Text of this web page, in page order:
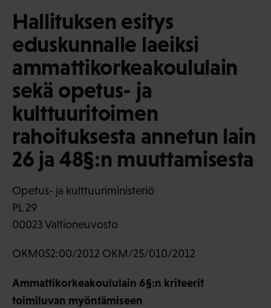
Hallituksen esitys
eduskunnalle laeiksi
ammattikorkeakoululain
sekä opetus- ja
kulttuuritoimen
rahoituksesta annetun lain
26 ja 48§:n muuttamisesta
Opetus- ja kulttuuriministeriö
PL 29
00023 Valtioneuvosto
OKM052:00/2012 OKM/25/010/2012
Ammattikorkeakoululain 6§:n kriteerit
toimiluvan myöntämiseen